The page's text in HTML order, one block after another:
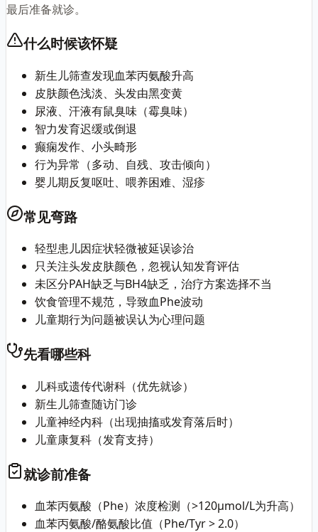
最后准备就诊。
什么时候该怀疑
新生儿筛查发现血苯丙氨酸升高
皮肤颜色浅淡、头发由黑变黄
尿液、汗液有鼠臭味（霉臭味）
智力发育迟缓或倒退
癫痫发作、小头畸形
行为异常（多动、自残、攻击倾向）
婴儿期反复呕吐、喂养困难、湿疹
常见弯路
轻型患儿因症状轻微被延误诊治
只关注头发皮肤颜色，忽视认知发育评估
未区分PAH缺乏与BH4缺乏，治疗方案选择不当
饮食管理不规范，导致血Phe波动
儿童期行为问题被误认为心理问题
先看哪些科
儿科或遗传代谢科（优先就诊）
新生儿筛查随访门诊
儿童神经内科（出现抽搐或发育落后时）
儿童康复科（发育支持）
就诊前准备
血苯丙氨酸（Phe）浓度检测（>120μmol/L为升高）
血苯丙氨酸/酪氨酸比值（Phe/Tyr > 2.0）